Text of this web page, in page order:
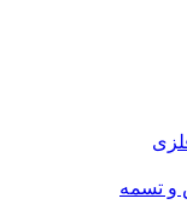
و تسمه